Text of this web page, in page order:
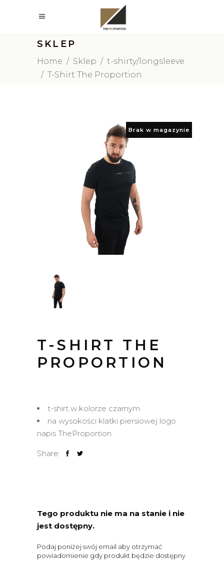
SKLEP
Home / Sklep / t-shirty/longsleeve
/ T-Shirt The Proportion
Brak w magazynie
T-SHIRT THE
PROPORTION
t-shirt w kolorze czarnym
na wysokości klatki piersiowej logo
napis TheProportion
Share:
Tego produktu nie ma na stanie i nie
jest dostępny.
Podaj poniżej swój email aby otrzymać
powiadomienie gdy produkt będzie dostępny